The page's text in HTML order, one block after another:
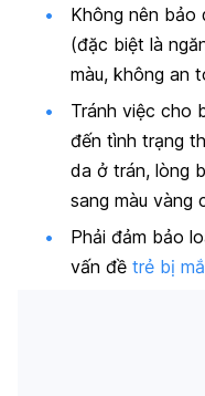
Không nên bảo
(đặc biệt là
màu, không an
Tránh việc cho
đến tình trạng
da ở trán, lòng
sang màu vàng
Phải đảm bảo
vấn đề trẻ bị